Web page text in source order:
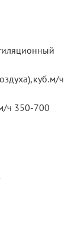
ч
ч 350-700